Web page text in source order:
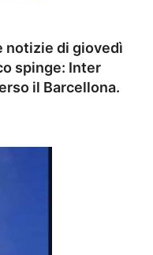
notizie di giovedì
spinge: Inter
il Barcellona.